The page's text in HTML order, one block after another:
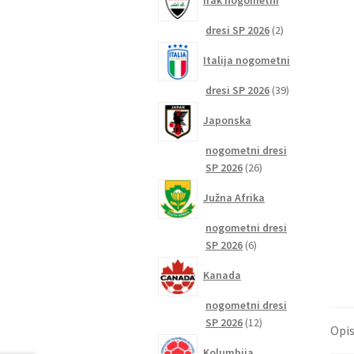
Opis
dresi SP 2026 22
Italija nogometni
dresi SP 2026 3939
Japonska
nogometni dresi
SP 2026 2626
Južna Afrika
nogometni dresi
SP 2026 66
Kanada
nogometni dresi
SP 2026 1212